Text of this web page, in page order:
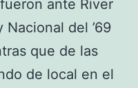
ante River
Nacional del ’69
que de las
de local en el